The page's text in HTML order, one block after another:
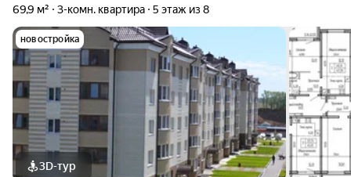
69,9 м² 3-комн. квартира 5 этаж из 8
новостройка
3D-тур